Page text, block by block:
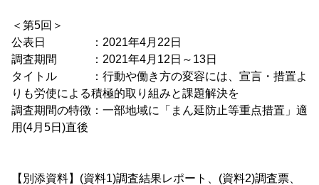
＜第5回＞
公表日 ：2021年4月22日
調査期間 ：2021年4月12日～13日
タイトル ：行動や働き方の変容には、宣言・措置よ
りも労使による積極的取り組みと課題解決を
調査期間の特徴：一部地域に「まん延防止等重点措置」適
用(4月5日)直後
【別添資料】(資料1)調査結果レポート、(資料2)調査票、